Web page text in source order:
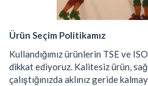
Ürün Seçim Politikamız
Kullandığımız ürünlerin TSE ve
dikkat ediyoruz. Kalitesiz ürün,
çalıştığınızda aklınız geride